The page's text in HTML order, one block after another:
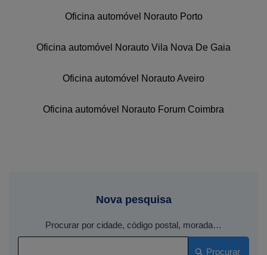
Oficina automóvel Norauto Porto
Oficina automóvel Norauto Vila Nova De Gaia
Oficina automóvel Norauto Aveiro
Oficina automóvel Norauto Forum Coimbra
Nova pesquisa
Procurar por cidade, código postal, morada…
Procurar